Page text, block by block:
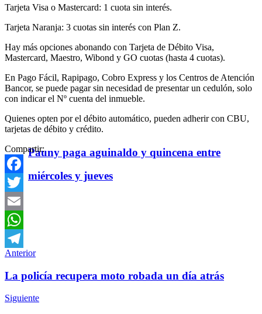
Pauny paga aguinaldo y quincena entre
miércoles y jueves
Tarjeta Visa o Mastercard: 1 cuota sin interés.
Tarjeta Naranja: 3 cuotas sin interés con Plan Z.
Hay más opciones abonando con Tarjeta de Débito Visa,
Mastercard, Maestro, Wibond y GO cuotas (hasta 4 cuotas).
En Pago Fácil, Rapipago, Cobro Express y los Centros de Atención
Bancor, se puede pagar sin necesidad de presentar un cedulón, solo
con indicar el Nº cuenta del inmueble.
Quienes opten por el débito automático, pueden adherir con CBU,
tarjetas de débito y crédito.
Compartir:
Facebook
Twitter
Email
WhatsApp
Telegram
Anterior
La policía recupera moto robada un día atrás
Siguiente